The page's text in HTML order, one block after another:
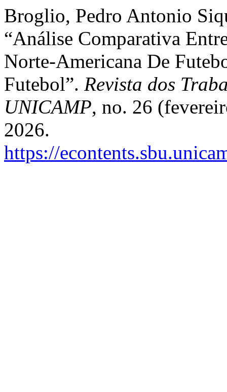
Broglio, Pedro Antonio
“Análise Comparativa
Norte-Americana De
Futebol”. Revista dos
UNICAMP, no. 26
2026.
https://